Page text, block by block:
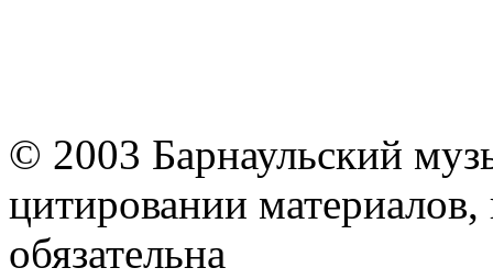
© 2003 Барнаульский
цитировании
обязательна